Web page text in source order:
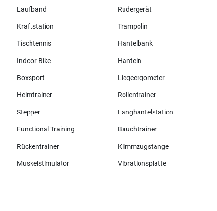
Laufband Rudergerät
Kraftstation Trampolin
Tischtennis Hantelbank
Indoor Bike Hanteln
Boxsport Liegeergometer
Heimtrainer Rollentrainer
Stepper Langhantelstation
Functional Training Bauchtrainer
Rückentrainer Klimmzugstange
Muskelstimulator Vibrationsplatte